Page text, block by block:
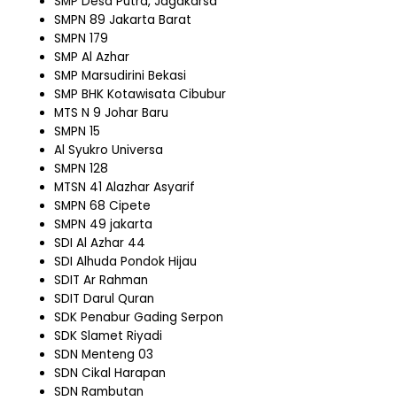
SMPN 89 Jakarta Barat
SMPN 179
SMP Al Azhar
SMP Marsudirini Bekasi
SMP BHK Kotawisata Cibubur
MTS N 9 Johar Baru
SMPN 15
Al Syukro Universa
SMPN 128
MTSN 41 Alazhar Asyarif
SMPN 68 Cipete
SMPN 49 jakarta
SDI Al Azhar 44
SDI Alhuda Pondok Hijau
SDIT Ar Rahman
SDIT Darul Quran
SDK Penabur Gading Serpon
SDK Slamet Riyadi
SDN Menteng 03
SDN Cikal Harapan
SDN Rambutan